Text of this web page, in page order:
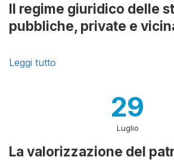
Il regime giuridico delle
pubbliche, private e
Leggi tutto
29
Luglio
La valorizzazione del